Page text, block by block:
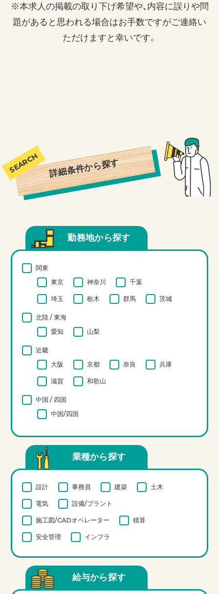
※本求人の掲載の取り下げ希望や、内容に誤りや問
題があると思われる場合はお手数ですがご連絡い
ただけますと幸いです。
詳細条件から探す
勤務地から探す
関東
東京
神奈川 千葉
埼玉 栃木 群馬 茨城
北陸 / 東海
愛知
山梨
近畿
大阪
京都 奈良 兵庫
滋賀 和歌山
中国 / 四国
中国/四国
業種から探す
設計 事務員 建築 土木
電気 設備/プラント
施工図/CADオペレーター 積算
安全管理 インフラ
給与から探す